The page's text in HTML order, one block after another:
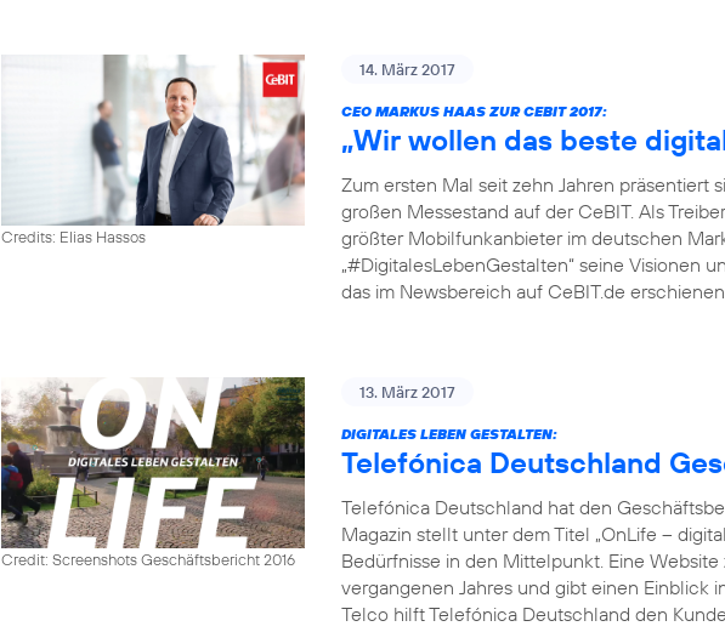
Credits: Elias Hassos
14. März 2017
CEO MARKUS HAAS ZUR CEBIT 2017:
„Wir wollen das beste
Zum ersten Mal seit zehn Jahren präsentiert
großen Messestand auf der CeBIT. Als
größter Mobilfunkanbieter im deutschen
„#DigitalesLebenGestalten“ seine Visionen
das im Newsbereich auf CeBIT.de
Credit: Screenshots Geschäftsbericht 2016
13. März 2017
DIGITALES LEBEN GESTALTEN:
Telefónica Deutschland
Telefónica Deutschland hat den
Magazin stellt unter dem Titel „OnLife –
Bedürfnisse in den Mittelpunkt. Eine
vergangenen Jahres und gibt einen Einblick
Telco hilft Telefónica Deutschland den